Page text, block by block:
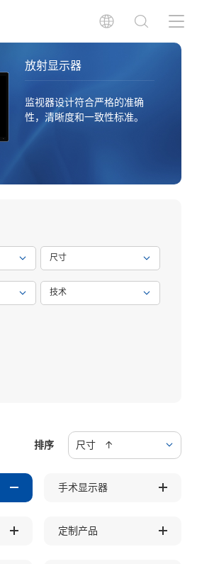
放射显示器
监视器设计符合严格的准确
性，清晰度和一致性标准。
尺寸
技术
排序 尺寸 ↑
手术显示器
定制产品